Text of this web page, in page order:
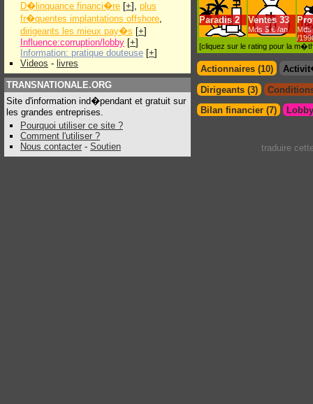
D�linquance financi�re [+], plus
fr�quentes implantations offshore,
dirigeants les mieux pay�s [+]
Influence:corruption/lobby [+]
Information: pratique douteuse [+]
Videos - livres
TRANSNATIONALE.ORG
Site d'information ind�pendant et gratuit sur
les grandes entreprises.
Pourquoi utiliser ce site ?
Comment l'utiliser ?
Nous contacter - Soutien
Paradis 2 Ventes 33
Mds $.€ /an
/
[cliquez sur le rating pour la
Actionnaires (10)
Dirigeants (3)
Bilan financier (7)
traduire